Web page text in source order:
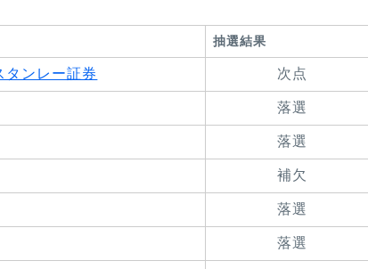
抽選結果
タンレー証券 次点
落選
落選
補欠
落選
落選